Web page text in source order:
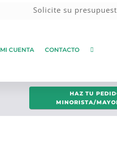
Solicite su
MI CUENTA CONTACTO
HAZ TU
MINORISTA/